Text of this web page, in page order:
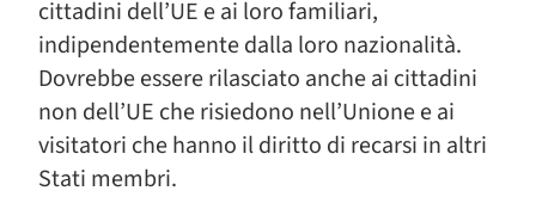
cittadini dell’UE e ai loro familiari,
indipendentemente dalla loro nazionalità.
Dovrebbe essere rilasciato anche ai cittadini
non dell’UE che risiedono nell’Unione e ai
visitatori che hanno il diritto di recarsi in altri
Stati membri.